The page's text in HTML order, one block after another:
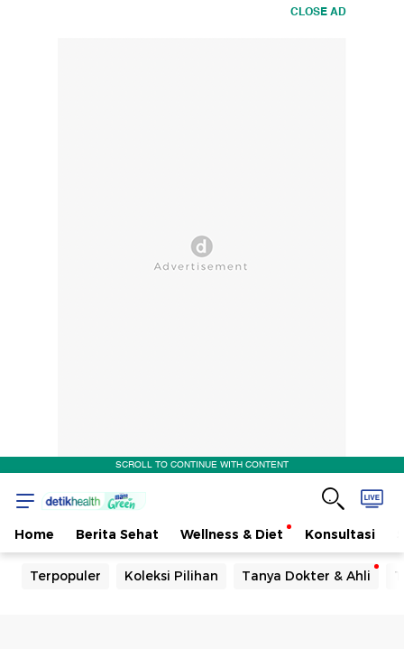
CLOSE AD
SCROLL TO CONTINUE WITH CONTENT
Home Berita Sehat Wellness & Diet Konsultasi
Terpopuler Koleksi Pilihan Tanya Dokter & Ahli